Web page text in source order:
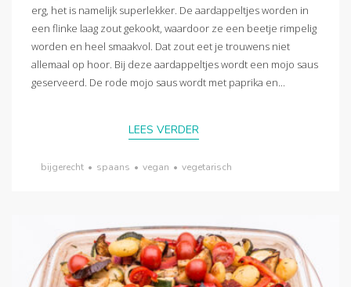
erg, het is namelijk superlekker. De aardappeltjes worden in
een flinke laag zout gekookt, waardoor ze een beetje rimpelig
worden en heel smaakvol. Dat zout eet je trouwens niet
allemaal op hoor. Bij deze aardappeltjes wordt een mojo saus
geserveerd. De rode mojo saus wordt met paprika en...
LEES VERDER
bijgerecht • spaans • vegan • vegetarisch